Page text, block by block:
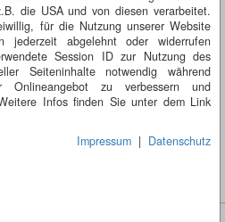
die USA und von diesen verarbeitet.
für die Nutzung unserer Website
jederzeit abgelehnt oder widerrufen
Session ID zur Nutzung des
Seiteninhalte notwendig während
zu verbessern und
Infos finden Sie unter dem Link
Impressum | Datenschutz
Konverter